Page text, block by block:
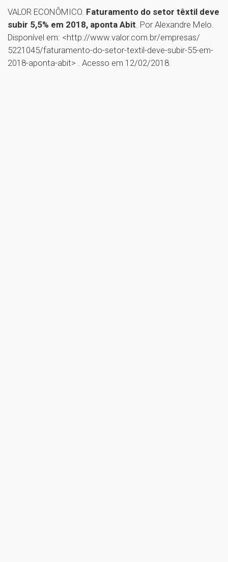
VALOR ECONÔMICO. Faturamento do setor têxtil deve
subir 5,5% em 2018, aponta Abit. Por Alexandre Melo.
Disponível em: <http://www.valor.com.br/empresas/
5221045/faturamento-do-setor-textil-deve-subir-55-em-
2018-aponta-abit> . Acesso em 12/02/2018.